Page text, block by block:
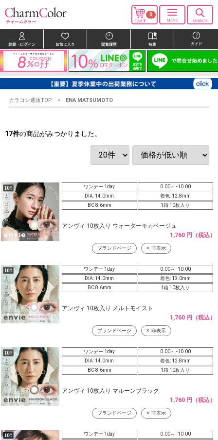
0
カラコン通販TOP ENA MATSUMOTO
17件の商品がみつかりました。
ワンデー 1day
0.00～ -10.00
DIA: 14.0mm
着色: 12.8mm
BC 8.6mm
1箱 10枚入り
アンヴィ 10枚入り ウォーターモカベージュ
1,760 円（税込）
ブランドページ 非表示
ワンデー 1day
0.00～ -10.00
DIA: 14.0mm
着色: 13.0mm
BC 8.6mm
1箱 10枚入り
アンヴィ 10枚入り メルトモイスト
1,760 円（税込）
ブランドページ 非表示
ワンデー 1day
0.00～ -10.00
DIA: 14.0mm
着色: 12.8mm
BC 8.6mm
1箱 10枚入り
アンヴィ 10枚入り マルーンブラック
1,760 円（税込）
ブランドページ 非表示
ワンデー 1day
0.00～ -10.00